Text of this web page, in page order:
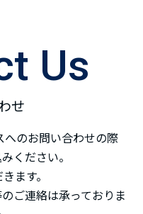
Us
せ
のお問い合わせの際
ください。
ます。
ご連絡は承っておりま